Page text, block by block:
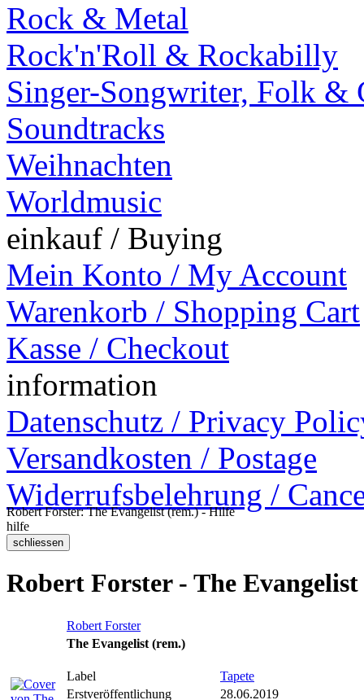
Rock & Metal
Rock'n'Roll & Rockabilly
Singer-Songwriter, Folk &
Soundtracks
Weihnachten
Worldmusic
einkauf / Buying
Mein Konto / My Account
Warenkorb / Shopping Cart
Kasse / Checkout
information
Datenschutz / Privacy
Versandkosten / Postage
Widerrufsbelehrung /
Robert Forster: The Evangelist (rem.) - Hilfe
hilfe
Robert Forster - The
Robert Forster
The Evangelist (rem.)
Label
Tapete
Erstveröffentlichung
28.06.2019